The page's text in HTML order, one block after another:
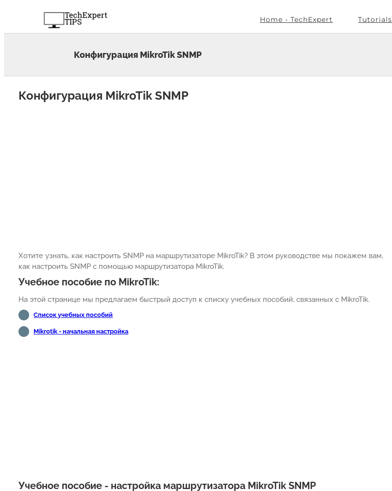
Home - TechExpert Tutorials
Конфигурация MikroTik SNMP
Конфигурация MikroTik SNMP
Хотите узнать, как настроить SNMP на маршрутизаторе MikroTik? В этом руководстве мы покажем вам,
как настроить SNMP с помощью маршрутизатора MikroTik.
Учебное пособие по MikroTik:
На этой странице мы предлагаем быстрый доступ к списку учебных пособий, связанных с MikroTik.
Список учебных пособий
Mikrotik - начальная настройка
Учебное пособие - настройка маршрутизатора MikroTik SNMP